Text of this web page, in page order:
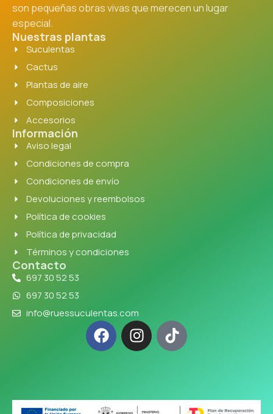
son pequeñas obras vivas que merecen un lugar
especial.
Nuestras plantas
Suculentas
Cactus
Plantas de aire
Composiciones
Accesorios
Información
Aviso legal
Condiciones de compra
Condiciones de envío
Devoluciones y reembolsos
Política de cookies
Política de privacidad
Términos y condiciones
Contacto
697 30 52 53
697 30 52 53
info@ruessuculentas.com